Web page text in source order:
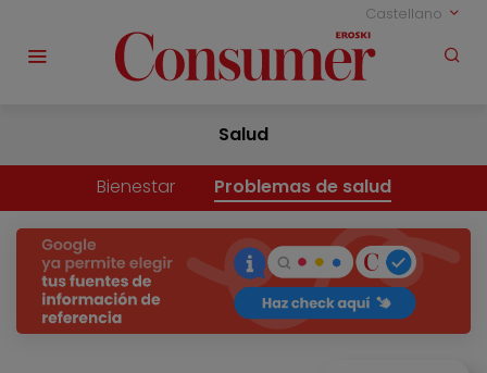
Castellano
Salud
Bienestar Problemas de salud